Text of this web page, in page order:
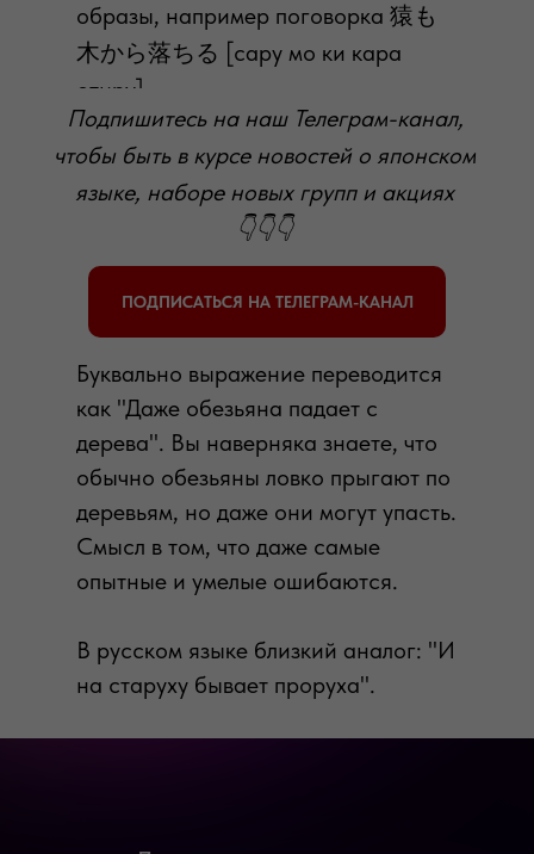
образы, например поговорка 猿も
木から落ちる [сару мо ки кара
отиру].
Подпишитесь на наш Телеграм-канал,
чтобы быть в курсе новостей о японском
языке, наборе новых групп и акциях
👇👇👇
ПОДПИСАТЬСЯ НА ТЕЛЕГРАМ-КАНАЛ
Буквально выражение переводится
как "Даже обезьяна падает с
дерева". Вы наверняка знаете, что
обычно обезьяны ловко прыгают по
деревьям, но даже они могут упасть.
Смысл в том, что даже самые
опытные и умелые ошибаются.
В русском языке близкий аналог: "И
на старуху бывает проруха".